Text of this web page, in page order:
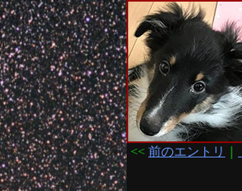
<< 前のエントリ